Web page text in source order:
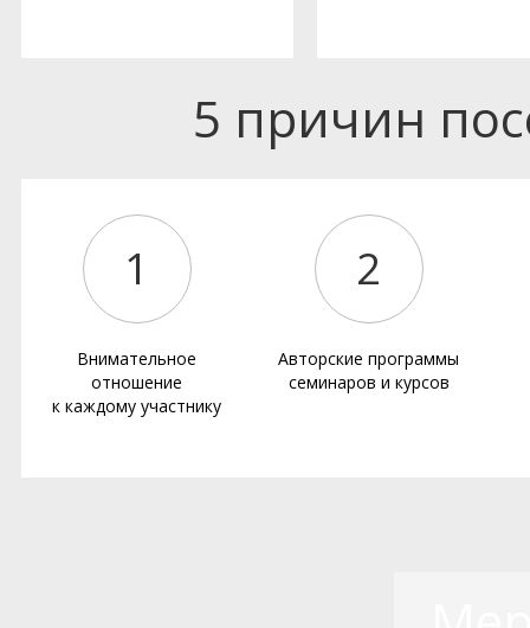
5 причин
1
Внимательное
отношение
к каждому участнику
2
Авторские программы
семинаров и курсов